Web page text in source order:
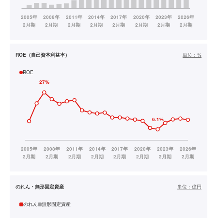
ROE（自己資本利益率） 単位： %
ROE
のれん・無形固定資産 単位： 億円
のれん 無形固定資産